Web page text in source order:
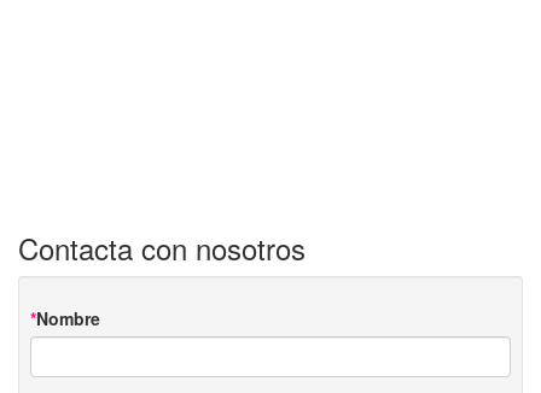
Contacta con nosotros
Nombre